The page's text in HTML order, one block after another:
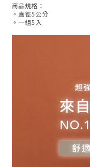
商品規格：
。直徑5公分
。一組5入